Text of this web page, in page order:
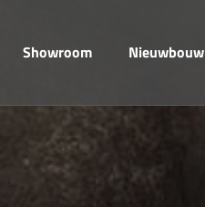
Showroom Nieuwbouw